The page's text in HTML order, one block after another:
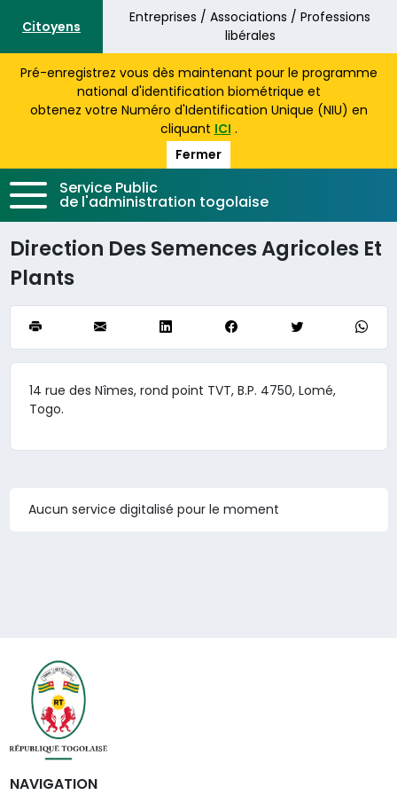
Aller au contenu principal
Citoyens
Entreprises / Associations / Professions
libérales
Pré-enregistrez vous dès maintenant pour le programme
national d'identification biométrique et
obtenez votre Numéro d'Identification Unique (NIU) en
cliquant ICI .
Fermer
Service Public
de l'administration togolaise
Direction Des Semences Agricoles Et
Plants
14 rue des Nîmes, rond point TVT, B.P. 4750, Lomé,
Togo.
Aucun service digitalisé pour le moment
NAVIGATION